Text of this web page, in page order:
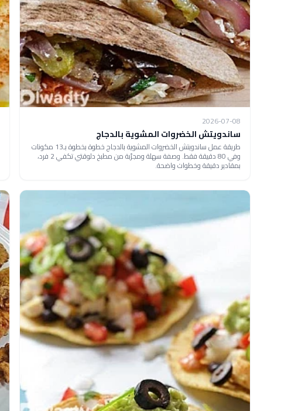
2026-07-08
ساندويتش الخضروات المشوية بالدجاج
طريقة عمل ساندويتش الخضروات المشوية بالدجاج خطوة بخطوة بـ13 مكونات
وفي 80 دقيقة فقط. وصفة سهلة ومجرّبة من مطبخ دلوقتي تكفي 2 فرد،
بمقادير دقيقة وخطوات واضحة.